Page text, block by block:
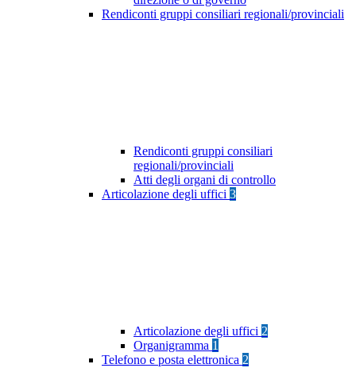
Rendiconti gruppi consiliari regionali/provinciali
Rendiconti gruppi consiliari
regionali/provinciali
Atti degli organi di controllo
Articolazione degli uffici 3
Articolazione degli uffici 2
Organigramma 1
Telefono e posta elettronica 2